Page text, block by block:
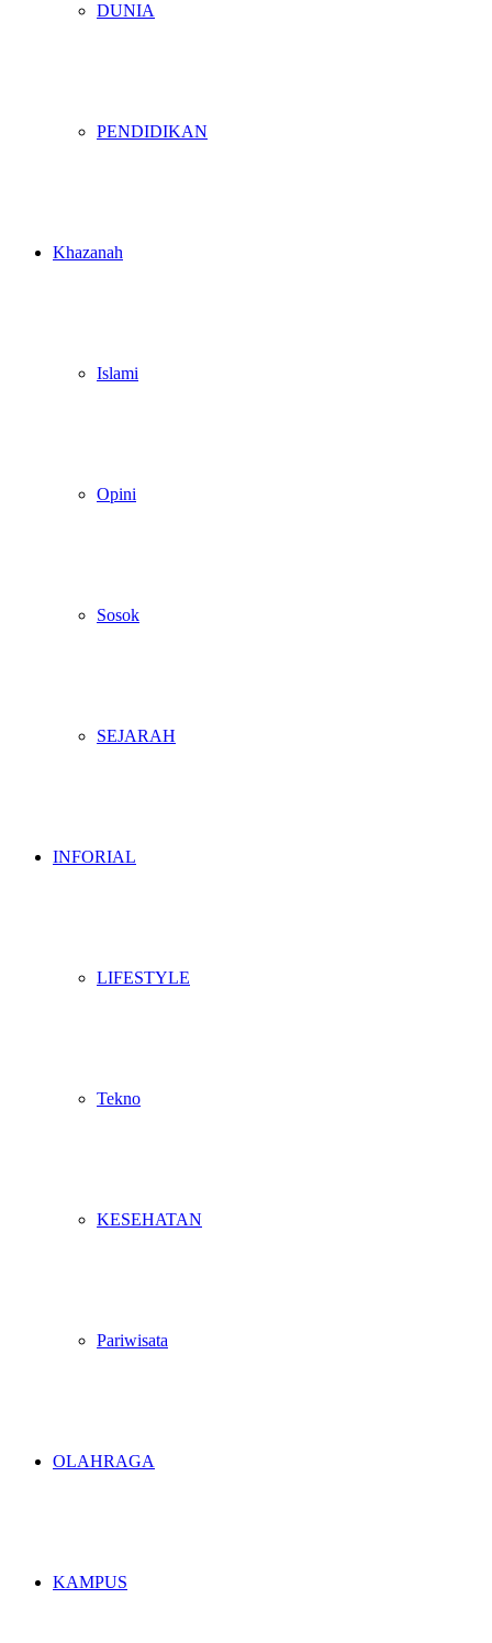
DUNIA
PENDIDIKAN
Khazanah
Islami
Opini
Sosok
SEJARAH
INFORIAL
LIFESTYLE
Tekno
KESEHATAN
Pariwisata
OLAHRAGA
KAMPUS